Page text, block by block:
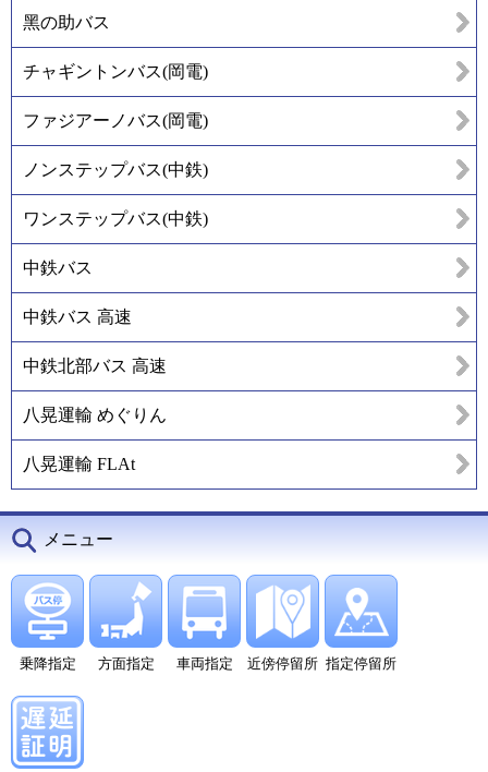
黑の助バス
チャギントンバス(岡電)
ファジアーノバス(岡電)
ノンステップバス(中鉄)
ワンステップバス(中鉄)
中鉄バス
中鉄バス 高速
中鉄北部バス 高速
八晃運輸 めぐりん
八晃運輸 FLAt
メニュー
乗降指定 方面指定 車両指定 近傍停留所 指定停留所